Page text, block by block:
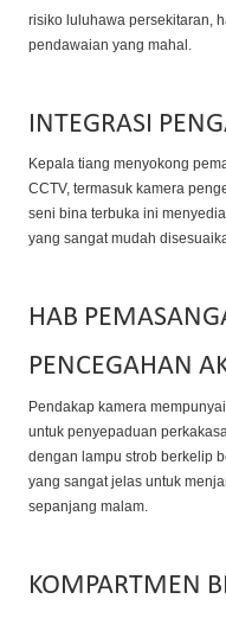
risiko luluhawa persekitaran,
pendawaian yang mahal.
INTEGRASI
Kepala tiang menyokong
CCTV, termasuk kamera
seni bina terbuka ini
yang sangat mudah
HAB
PENCEGAHAN
Pendakap kamera
untuk penyepaduan
dengan lampu strob berkelip
yang sangat jelas untuk
sepanjang malam.
KOMPARTMEN